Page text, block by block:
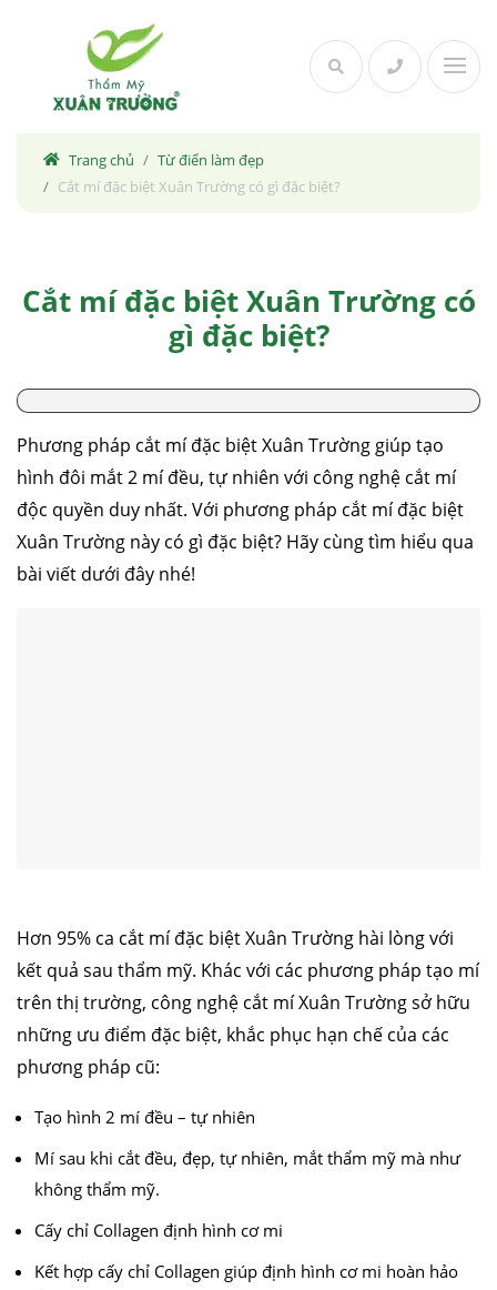
Trang chủ
Từ điển làm đẹp
Cắt mí đặc biệt Xuân Trường có gì đặc biệt?
Cắt mí đặc biệt Xuân Trường có
gì đặc biệt?
Phương pháp cắt mí đặc biệt Xuân Trường giúp tạo
hình đôi mắt 2 mí đều, tự nhiên với công nghệ cắt mí
độc quyền duy nhất. Với phương pháp cắt mí đặc biệt
Xuân Trường này có gì đặc biệt? Hãy cùng tìm hiểu qua
bài viết dưới đây nhé!
Hơn 95% ca cắt mí đặc biệt Xuân Trường hài lòng với
kết quả sau thẩm mỹ. Khác với các phương pháp tạo mí
trên thị trường, công nghệ cắt mí Xuân Trường sở hữu
những ưu điểm đặc biệt, khắc phục hạn chế của các
phương pháp cũ:
Tạo hình 2 mí đều – tự nhiên
Mí sau khi cắt đều, đẹp, tự nhiên, mắt thẩm mỹ mà như
không thẩm mỹ.
Cấy chỉ Collagen định hình cơ mi
Kết hợp cấy chỉ Collagen giúp định hình cơ mi hoàn hảo